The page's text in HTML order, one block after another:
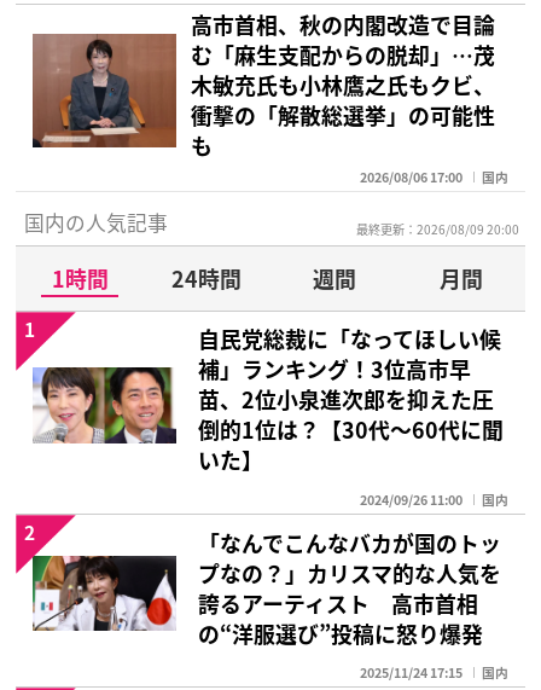
高市首相、秋の内閣改造で目論
む「麻生支配からの脱却」…茂
木敏充氏も小林鷹之氏もクビ、
衝撃の「解散総選挙」の可能性
も
2026/08/06 17:00 国内
国内の人気記事 最終更新：2026/08/09 20:00
1時間 24時間 週間
月間
自民党総裁に「なってほしい候
補」ランキング！3位高市早
苗、2位小泉進次郎を抑えた圧
倒的1位は？【30代〜60代に聞
いた】
2024/09/26 11:00 国内
1
「なんでこんなバカが国のトッ
プなの？」カリスマ的な人気を
誇るアーティスト 高市首相
の“洋服選び”投稿に怒り爆発
2025/11/24 17:15 国内
2